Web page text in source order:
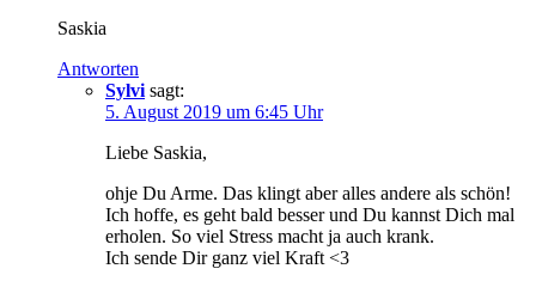
Saskia
Antworten
Sylvi sagt:
5. August 2019 um 6:45 Uhr
Liebe Saskia,
ohje Du Arme. Das klingt aber alles andere als schön!
Ich hoffe, es geht bald besser und Du kannst Dich mal
erholen. So viel Stress macht ja auch krank.
Ich sende Dir ganz viel Kraft <3